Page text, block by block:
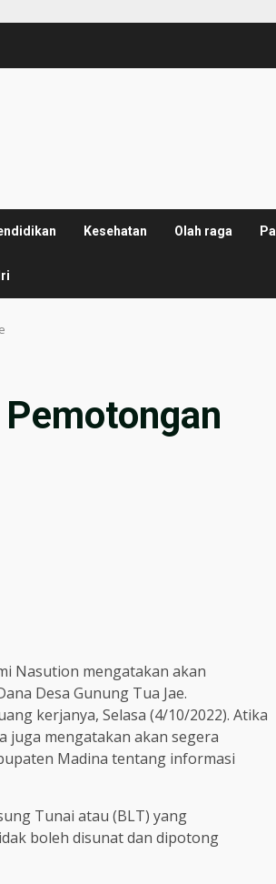
Kesehatan Olah raga
Nasution mengatakan akan
Desa Gunung Tua Jae.
kerjanya, Selasa (4/10/2022). Atika
juga mengatakan akan segera
Madina tentang informasi
Tunai atau (BLT) yang
boleh disunat dan dipotong